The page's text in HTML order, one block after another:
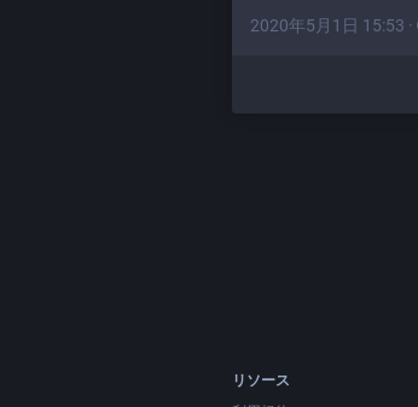
2020年5月1日 15:53 ·
リソース